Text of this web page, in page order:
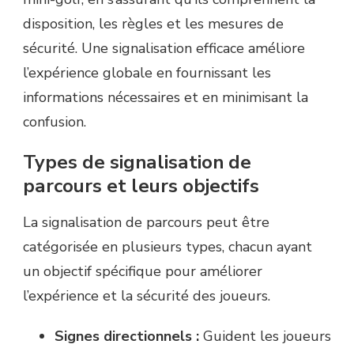
disposition, les règles et les mesures de
sécurité. Une signalisation efficace améliore
l’expérience globale en fournissant les
informations nécessaires et en minimisant la
confusion.
Types de signalisation de
parcours et leurs objectifs
La signalisation de parcours peut être
catégorisée en plusieurs types, chacun ayant
un objectif spécifique pour améliorer
l’expérience et la sécurité des joueurs.
Signes directionnels : Guident les joueurs